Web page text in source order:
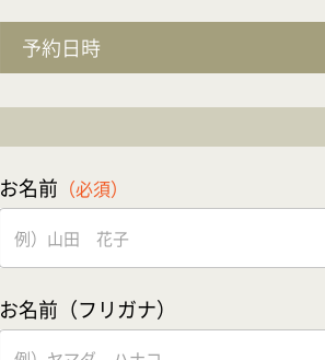
予約日時
お名前 （必須）
お名前（フリガナ）